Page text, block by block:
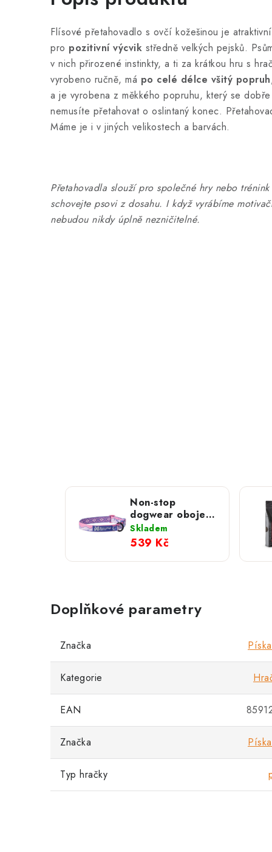
Flísové přetahovadlo s ovčí kožešinou je atraktivní
pro pozitivní výcvik středně velkých pejsků.
v nich přirozené instinkty, a ti za krátkou hru s
vyrobeno ručně, má po celé délce všitý popruh
a je vyrobena z měkkého popruhu, který se
nemusíte přetahovat o oslintaný konec.
Máme je i v jiných velikostech a barvách.
Přetahovadla slouží pro společné hry nebo
schovejte psovi z dosahu. I když vyrábíme
nebudou nikdy úplně nezničitelné.
Non-stop
dogwear obojek
Trail Quest
Rachel Pohl
růžový
Skladem
539 Kč
Doplňkové parametry
Značka
Kategorie
EAN
Značka
Typ hračky